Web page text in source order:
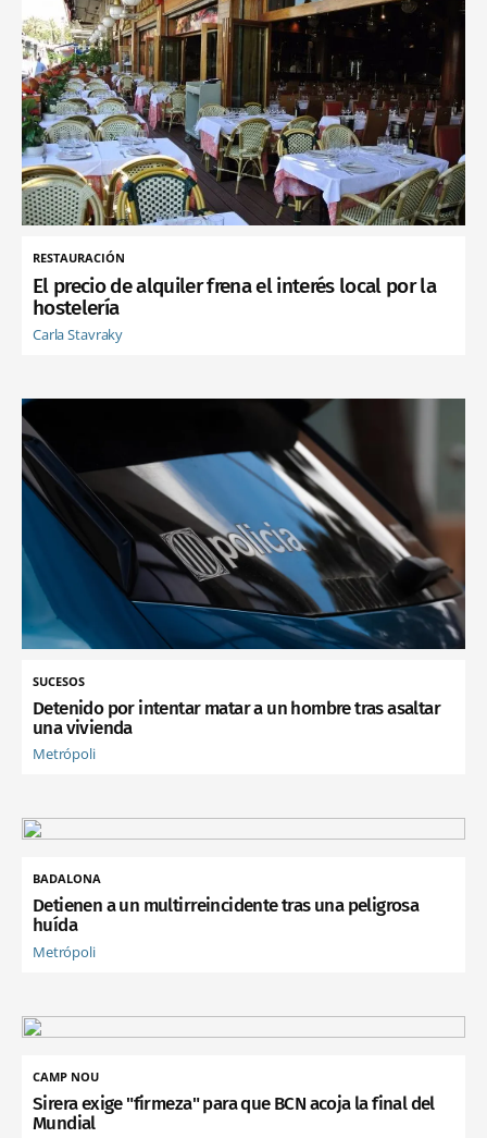
RESTAURACIÓN
El precio de alquiler frena el interés local por la
hostelería
Carla Stavraky
SUCESOS
Detenido por intentar matar a un hombre tras asaltar
una vivienda
Metrópoli
BADALONA
Detienen a un multirreincidente tras una peligrosa
huída
Metrópoli
CAMP NOU
Sirera exige "firmeza" para que BCN acoja la final del
Mundial